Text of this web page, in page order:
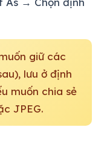
giữ các
lưu ở định
muốn chia sẻ
JPEG.